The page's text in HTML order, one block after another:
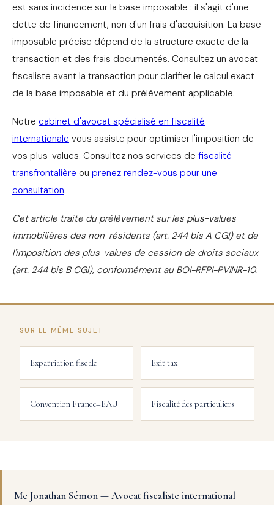
est sans incidence sur la base imposable : il s'agit d'une
dette de financement, non d'un frais d'acquisition. La base
imposable précise dépend de la structure exacte de la
transaction et des frais documentés. Consultez un avocat
fiscaliste avant la transaction pour clarifier le calcul exact
de la base imposable et du prélèvement applicable.
Notre cabinet d'avocat spécialisé en fiscalité
internationale vous assiste pour optimiser l'imposition de
vos plus-values. Consultez nos services de fiscalité
transfrontalière ou prenez rendez-vous pour une
consultation.
Cet article traite du prélèvement sur les plus-values
immobilières des non-résidents (art. 244 bis A CGI) et de
l'imposition des plus-values de cession de droits sociaux
(art. 244 bis B CGI), conformément au BOI-RFPI-PVINR-10.
SUR LE MÊME SUJET
Expatriation fiscale Exit tax
Convention France–EAU Fiscalité des particuliers
Me Jonathan Sémon — Avocat fiscaliste international